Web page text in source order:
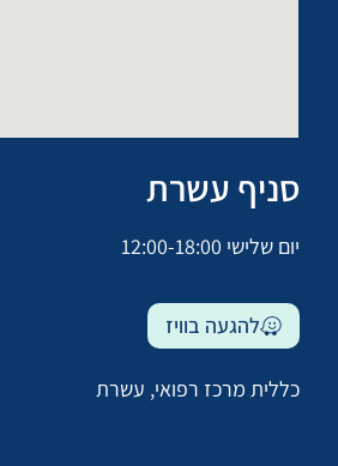
סניף עשרת
יום שלישי 12:00-18:00
להגעה בוויז
כללית מרכז רפואי, עשרת